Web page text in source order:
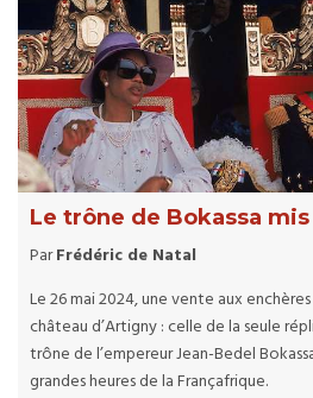
Le trône de Bokassa
ParFrédéric de Natal
Le 26 mai 2024, une vente aux
château d’Artigny : celle de la seule
trône de l’empereur Jean-Bedel
grandes heures de la Françafrique.